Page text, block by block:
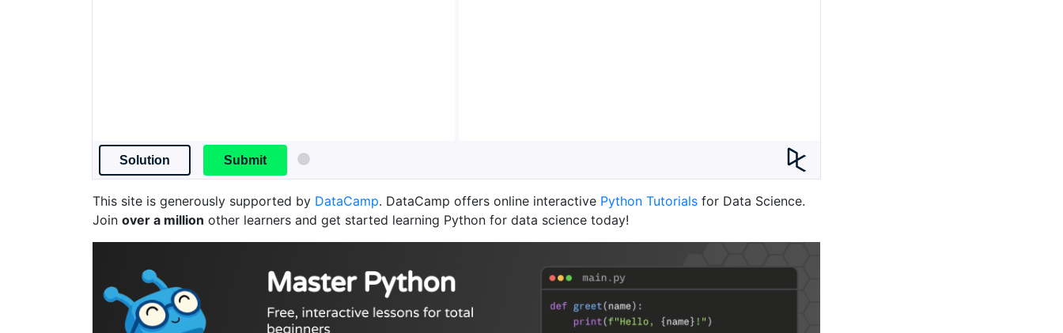
Solution Submit
This site is generously supported by DataCamp. DataCamp offers online interactive Python Tutorials for Data Science.
Join over a million other learners and get started learning Python for data science today!